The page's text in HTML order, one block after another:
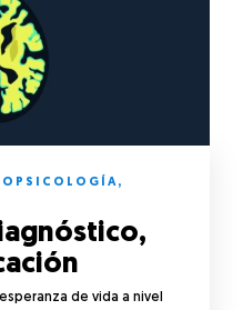
,
de vida a nivel